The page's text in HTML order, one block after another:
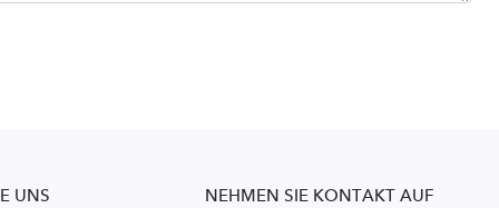
UNS NEHMEN SIE KONTAKT AUF